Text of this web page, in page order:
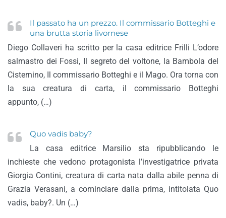
Il passato ha un prezzo. Il commissario Botteghi e
una brutta storia livornese
Diego Collaveri ha scritto per la casa editrice Frilli L’odore
salmastro dei Fossi, Il segreto del voltone, la Bambola del
Cisternino, Il commissario Botteghi e il Mago. Ora torna con
la sua creatura di carta, il commissario Botteghi
appunto, (…)
Quo vadis baby?
La casa editrice Marsilio sta ripubblicando le
inchieste che vedono protagonista l’investigatrice privata
Giorgia Contini, creatura di carta nata dalla abile penna di
Grazia Verasani, a cominciare dalla prima, intitolata Quo
vadis, baby?. Un (…)